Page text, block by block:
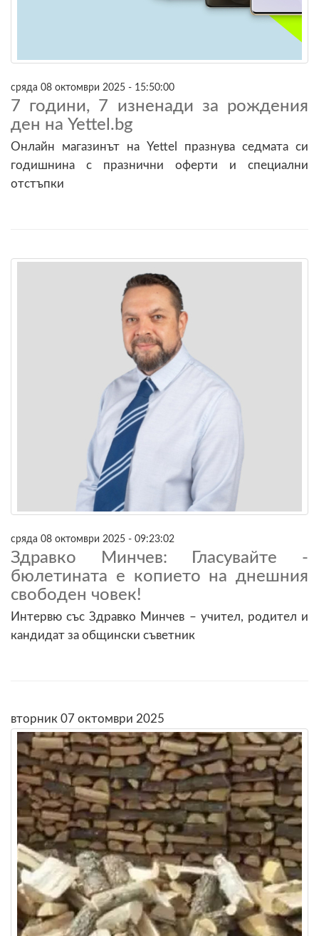
сряда 08 октомври 2025 - 15:50:00
7 години, 7 изненади за рождения
ден на Yettel.bg
Онлайн магазинът на Yettel празнува седмата си
годишнина с празнични оферти и специални
отстъпки
сряда 08 октомври 2025 - 09:23:02
Здравко Минчев: Гласувайте -
бюлетината е копието на днешния
свободен човек!
Интервю със Здравко Минчев – учител, родител и
кандидат за общински съветник
вторник 07 октомври 2025